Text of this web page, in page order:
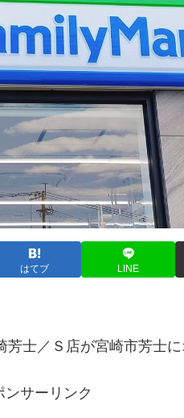
はてブ LINE
士／Ｓ店が宮崎市芳士に
ンサーリンク